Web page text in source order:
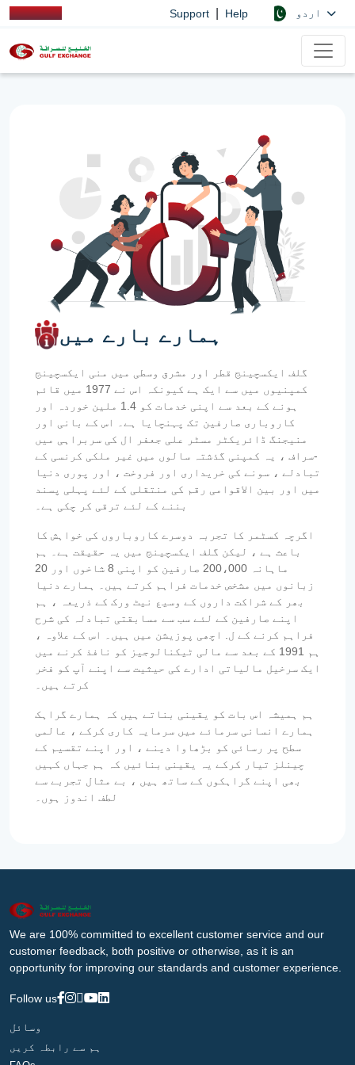
Support Help
ہمارے بارے میں
گلف ایکسچینج قطر اور مشرق وسطی میں منی ایکسچینج
کمپنیوں میں سے ایک ہے کیونکہ اس نے 1977 میں قائم
ہونے کے بعد سے اپنی خدمات کو 1.4 ملین خوردہ اور
کاروباری صارفین تک پہنچایا ہے۔ اس کے بانی اور
منیجنگ ڈائریکٹر مسٹر علی جعفر ال کی سربراہی میں
-سراف ، یہ کمپنی گذشتہ سالوں میں غیر ملکی کرنسی کے
تبادلے ، سونے کی خریداری اور فروخت ، اور پوری دنیا
میں اور بین الاقوامی رقم کی منتقلی کے لئے پہلی پسند
بننے کے لئے ترقی کر چکی ہے۔
اگرچہ کسٹمر کا تجربہ دوسرے کاروباروں کی خواہش کا
باعث ہے ، لیکن گلف ایکسچینج میں یہ حقیقت ہے۔ ہم
ماہانہ 200،000 صارفین کو اپنی 8 شاخوں اور 20
زبانوں میں مشخص خدمات فراہم کرتے ہیں۔ ہمارے دنیا
بھر کے شراکت داروں کے وسیع نیٹ ورک کے ذریعہ ، ہم
اپنے صارفین کے لئے سب سے مسابقتی تبادلہ کی شرح
فراہم کرنے کے ل. اچھی پوزیشن میں ہیں۔ اس کے علاوہ ،
ہم 1991 کے بعد سے مالی ٹیکنالوجیز کو نافذ کرنے میں
ایک سرخیل مالیاتی ادارے کی حیثیت سے اپنے آپ کو فخر
کرتے ہیں۔
ہم ہمیشہ اس بات کو یقینی بناتے ہیں کہ ہمارے گراہک
ہمارے انسانی سرمائے میں سرمایہ کاری کرکے ، عالمی
سطح پر رسائی کو بڑھاوا دینے ، اور اپنے تقسیم کے
چینلز تیار کرکے یہ یقینی بنائیں کہ ہم جہاں کہیں
بھی اپنے گراہکوں کے ساتھ ہیں ، بے مثال تجربے سے
لطف اندوز ہوں۔
We are 100% committed to excellent customer service and our
customer feedback, both positive or otherwise, as it is an
opportunity for improving our standards and customer experience.
Follow us
وسائل
ہم سے رابطہ کریں